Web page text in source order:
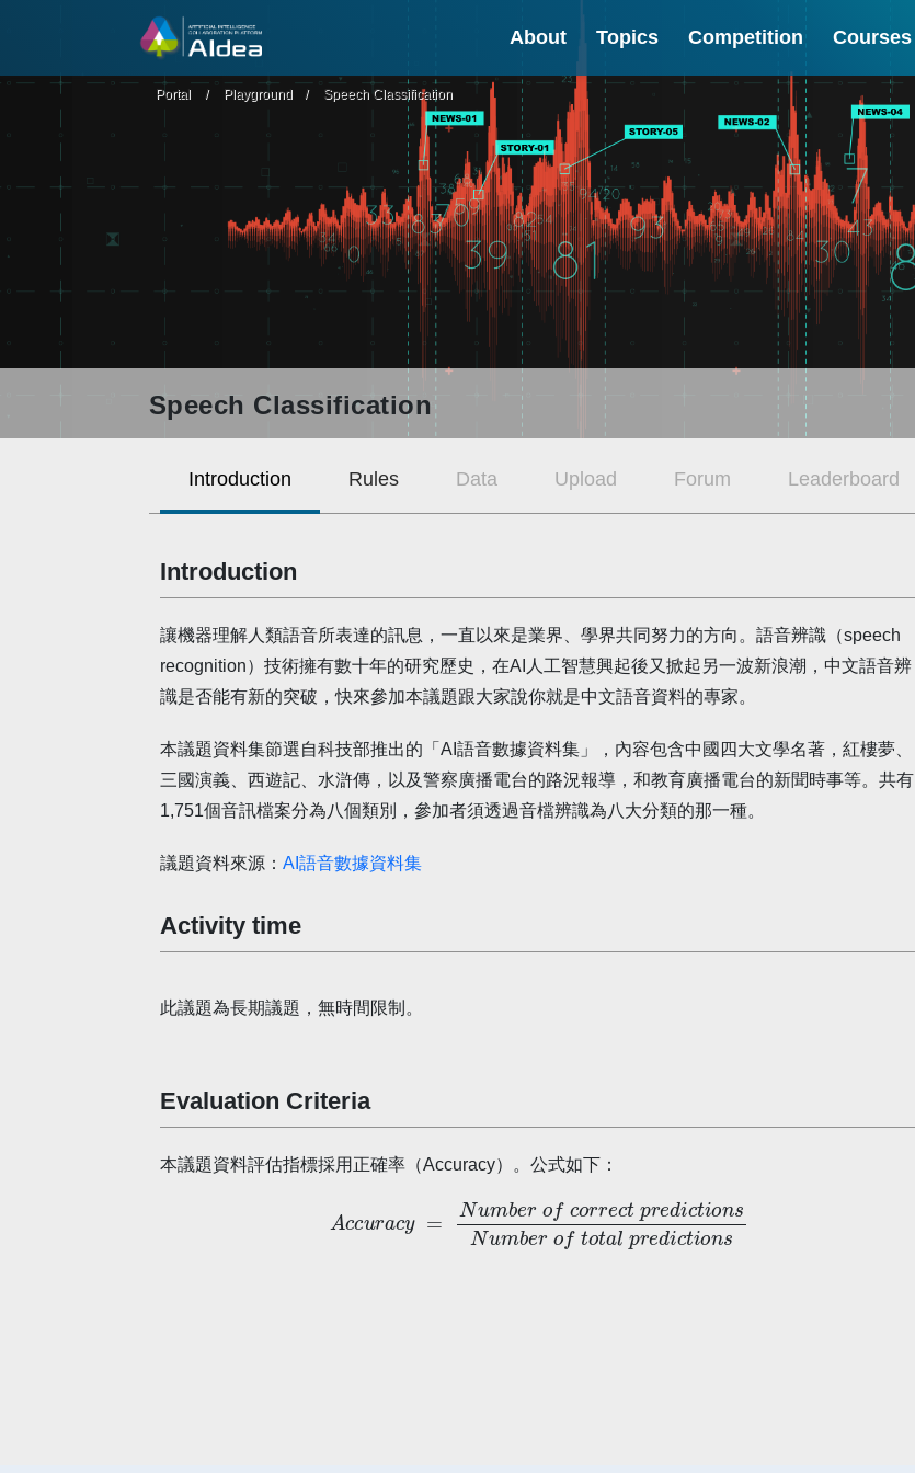
About Topics Competition Courses
Portal Playground Speech Classification
Speech Classification
Introduction Rules Data Upload Forum Leaderboard
Introduction
讓機器理解人類語音所表達的訊息，一直以來是業界、學界共同努力的方向。語音辨識（speech
recognition）技術擁有數十年的研究歷史，在AI人工智慧興起後又掀起另一波新浪潮，中文語音辨
識是否能有新的突破，快來參加本議題跟大家說你就是中文語音資料的專家。
本議題資料集節選自科技部推出的「AI語音數據資料集」，內容包含中國四大文學名著，紅樓夢、
三國演義、西遊記、水滸傳，以及警察廣播電台的路況報導，和教育廣播電台的新聞時事等。共有
1,751個音訊檔案分為八個類別，參加者須透過音檔辨識為八大分類的那一種。
議題資料來源： AI語音數據資料集
Activity time
此議題為長期議題，無時間限制。
Evaluation Criteria
本議題資料評估指標採用正確率（Accuracy）。公式如下：
rrectpred ic ti onsNumberoftotal p